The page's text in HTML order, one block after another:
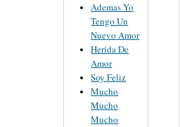
Ademas Yo
Tengo Un
Nuevo Amor
Herida De
Amor
Soy Feliz
Mucho
Mucho
Mucho